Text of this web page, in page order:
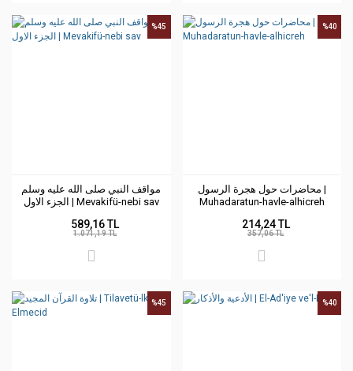
مواقف النبي صلى الله عليه وسلم
الجزء الاول | Mevakifü-nebi sav
%45
589,16 TL
1.071,19 TL
محاضرات حول هجرة الرسول |
Muhadaratun-havle-alhicreh
%40
214,24 TL
357,06 TL
%45 %40